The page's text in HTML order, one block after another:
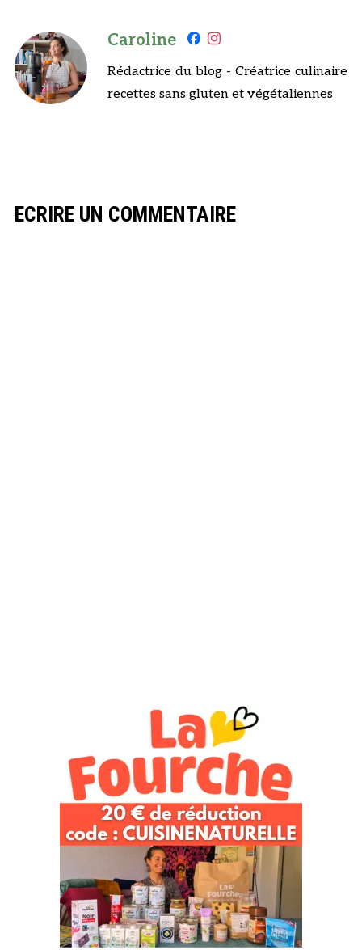
Caroline
Rédactrice du blog - Créatrice culinaire
recettes sans gluten et végétaliennes
ECRIRE UN COMMENTAIRE